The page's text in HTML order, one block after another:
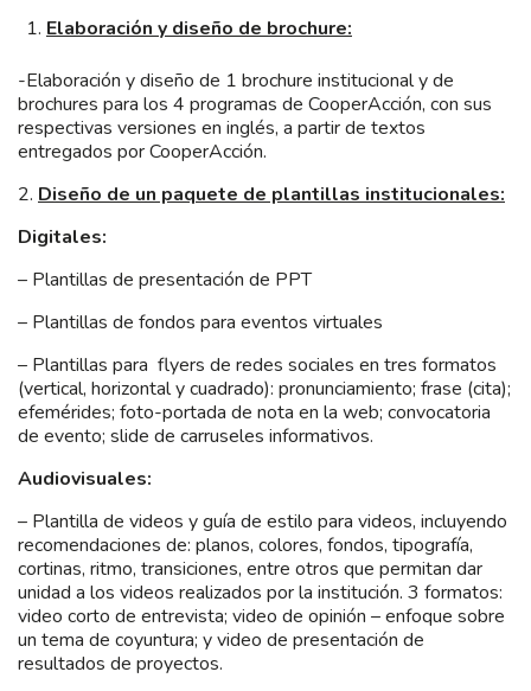
Elaboración y diseño de brochure:
-Elaboración y diseño de 1 brochure institucional y de
brochures para los 4 programas de CooperAcción, con sus
respectivas versiones en inglés, a partir de textos
entregados por CooperAcción.
2. Diseño de un paquete de plantillas institucionales:
Digitales:
– Plantillas de presentación de PPT
– Plantillas de fondos para eventos virtuales
– Plantillas para flyers de redes sociales en tres formatos
(vertical, horizontal y cuadrado): pronunciamiento; frase (cita);
efemérides; foto-portada de nota en la web; convocatoria
de evento; slide de carruseles informativos.
Audiovisuales:
– Plantilla de videos y guía de estilo para videos, incluyendo
recomendaciones de: planos, colores, fondos, tipografía,
cortinas, ritmo, transiciones, entre otros que permitan dar
unidad a los videos realizados por la institución. 3 formatos:
video corto de entrevista; video de opinión – enfoque sobre
un tema de coyuntura; y video de presentación de
resultados de proyectos.